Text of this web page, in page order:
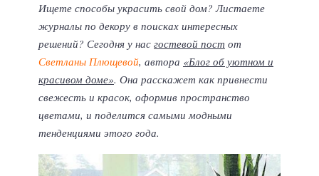
Ищете способы украсить свой дом? Листаете
журналы по декору в поисках интересных
решений? Сегодня у нас гостевой пост от
Светланы Плющевой, автора «Блог об уютном и
красивом доме». Она расскажет как привнести
свежесть и красок, оформив пространство
цветами, и поделится самыми модными
тенденциями этого года.